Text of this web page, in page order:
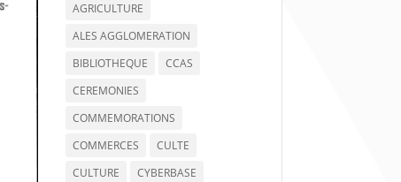
AGRICULTURE
ALES AGGLOMERATION
BIBLIOTHEQUE
CCAS
CEREMONIES
COMMEMORATIONS
COMMERCES
CULTE
CULTURE
CYBERBASE